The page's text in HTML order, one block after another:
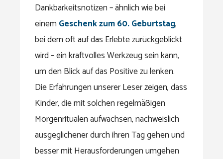
Dankbarkeitsnotizen – ähnlich wie bei
einem Geschenk zum 60. Geburtstag,
bei dem oft auf das Erlebte zurückgeblickt
wird – ein kraftvolles Werkzeug sein kann,
um den Blick auf das Positive zu lenken.
Die Erfahrungen unserer Leser zeigen, dass
Kinder, die mit solchen regelmäßigen
Morgenritualen aufwachsen, nachweislich
ausgeglichener durch ihren Tag gehen und
besser mit Herausforderungen umgehen